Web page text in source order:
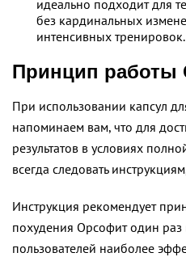
идеально подходит для
без кардинальных
интенсивных тренировок.
Принцип работы
При использовании капсул
напоминаем вам, что для
результатов в условиях
всегда следовать
Инструкция рекомендует
похудения Орсофит один раз
пользователей наиболее